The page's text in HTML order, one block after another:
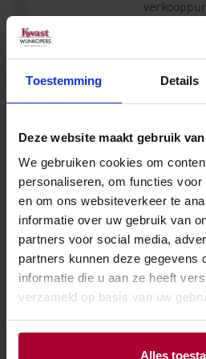
Toestemming Details
Deze website maakt gebruik
We gebruiken cookies om
personaliseren, om functies
en om ons websiteverkeer te
informatie over uw gebruik van
partners voor social media,
partners kunnen deze gegevens
informatie die u aan ze heeft
verzameld op basis van uw
Alles
Andere wijnen